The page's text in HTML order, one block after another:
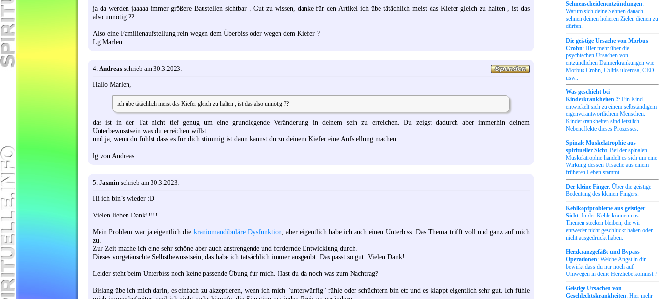
ja da werden jaaaaa immer größere Baustellen sichtbar . Gut zu wissen, danke für den Artikel ich übe tätächlich meist das Kiefer gleich zu halten , ist das
also unnötig ??
Also eine Familienaufstellung rein wegen dem Überbiss oder wegen dem Kiefer ?
Lg Marlen
4. Andreas schrieb am 30.3.2023:
Hallo Marlen,
ich übe tätächlich meist das Kiefer gleich zu halten , ist das also unnötig ??
das ist in der Tat nicht tief genug um eine grundlegende Veränderung in deinem sein zu erreichen. Du zeigst dadurch aber immerhin deinem
Unterbewusstsein was du erreichen willst.
und ja, wenn du fühlst dass es für dich stimmig ist dann kannst du zu deinem Kiefer eine Aufstellung machen.
lg von Andreas
5. Jasmin schrieb am 30.3.2023:
Hi ich bin’s wieder :D
Vielen lieben Dank!!!!!
Mein Problem war ja eigentlich die kraniomandibuläre Dysfunktion, aber eigentlich habe ich auch einen Unterbiss. Das Thema trifft voll und ganz auf mich
zu.
Zur Zeit mache ich eine sehr schöne aber auch anstrengende und fordernde Entwicklung durch.
Dieses vorgetäuschte Selbstbewusstsein, das habe ich tatsächlich immer ausgeübt. Das passt so gut. Vielen Dank!
Leider steht beim Unterbiss noch keine passende Übung für mich. Hast du da noch was zum Nachtrag?
Bislang übe ich mich darin, es einfach zu akzeptieren, wenn ich mich "unterwürfig" fühle oder schüchtern bin etc und es klappt eigentlich sehr gut. Ich fühle
Sehnenscheidenentzündungen:
Warum sich deine Sehnen danach
sehnen deinen höheren Zielen dienen zu
dürfen.
Die geistige Ursache von Morbus
Crohn: Hier mehr über die
psychischen Ursachen von
entzündlichen Darmerkrankungen wie
Morbus Crohn, Colitis ulcerosa, CED
usw..
Was geschieht bei
Kinderkrankheiten ?: Ein Kind
entwickelt sich zu einem selbständigem
eigenverantwortlichem Menschen.
Kinderkrankheiten sind letztlich
Nebeneffekte dieses Prozesses.
Spinale Muskelatrophie aus
spiritueller Sicht: Bei der spinalen
Muskelatrophie handelt es sich um eine
Wirkung dessen Ursache aus einem
früheren Leben stammt.
Der kleine Finger: Über die geistige
Bedeutung des kleinen Fingers.
Kehlkopfprobleme aus geistiger
Sicht: In der Kehle können uns
Themen stecken bleiben, die wir
entweder nicht geschluckt haben oder
nicht ausgedrückt haben.
Herzkranzgefäße und Bypass
Operationen: Welche Angst in dir
bewirkt dass du nur noch auf
Umwegen in deine Herzliebe kommst ?
Geistige Ursachen von
Geschlechtskrankheiten: Hier mehr